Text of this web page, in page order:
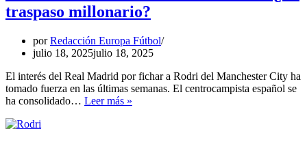
fichar
Rodri
traspaso millonario?
porRedacción Europa Fútbol
julio 18, 2025julio 18, 2025
El interés del Real Madrid por fichar a Rodri del Manchester City ha
tomado fuerza en las últimas semanas. El centrocampista español se
ha consolidado… Leer más »